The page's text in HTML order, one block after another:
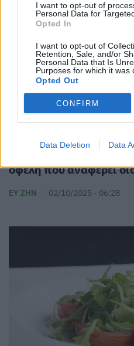
I want to opt-out of
Personal Data for
Opted In
I want to opt-out of
Retention, Sale, and/or
Personal Data that Is
Purposes for which it was
Opted Out
CONFIRM
Data Deletion Data
οφέλη που αναφέρει
ΕΥ ΖΗΝ 02/10/2025 - 06:28